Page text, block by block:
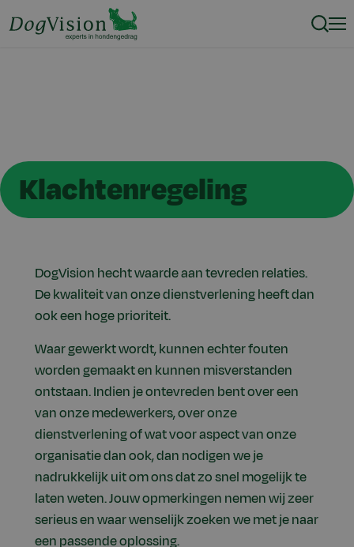
Klachtenregeling
DogVision hecht waarde aan tevreden relaties.
De kwaliteit van onze dienstverlening heeft dan
ook een hoge prioriteit.
Waar gewerkt wordt, kunnen echter fouten
worden gemaakt en kunnen misverstanden
ontstaan. Indien je ontevreden bent over een
van onze medewerkers, over onze
dienstverlening of wat voor aspect van onze
organisatie dan ook, dan nodigen we je
nadrukkelijk uit om ons dat zo snel mogelijk te
laten weten. Jouw opmerkingen nemen wij zeer
serieus en waar wenselijk zoeken we met je naar
een passende oplossing.